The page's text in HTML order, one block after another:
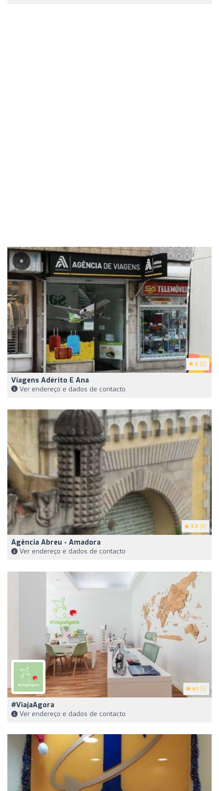
5 (5)
Viagens Adérito E Ana
Ver endereço e dados de contacto
3.3 (8)
Agência Abreu - Amadora
Ver endereço e dados de contacto
4.1 (9)
#ViajaAgora
Ver endereço e dados de contacto